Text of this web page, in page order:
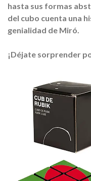
hasta sus formas
del cubo cuenta una
genialidad de Miró.
¡Déjate sorprender